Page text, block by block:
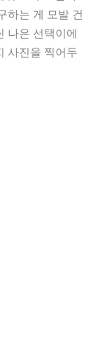
하는 게 모발 건
나은 선택이에
사진을 찍어두